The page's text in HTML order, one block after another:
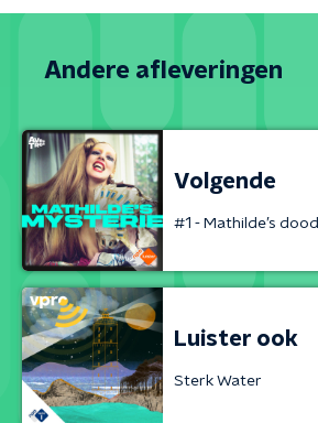
Andere afleveringen
Volgende
#1 - Mathilde’s dood
Luister ook
Sterk Water